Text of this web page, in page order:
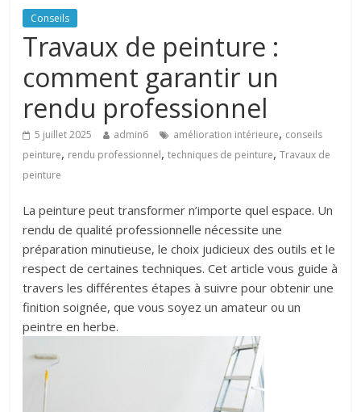
Conseils
Travaux de peinture :
comment garantir un
rendu professionnel
5 juillet 2025 admin6 amélioration intérieure, conseils
peinture, rendu professionnel,techniques de peinture,Travaux de
peinture
La peinture peut transformer n’importe quel espace. Un
rendu de qualité professionnelle nécessite une
préparation minutieuse, le choix judicieux des outils et le
respect de certaines techniques. Cet article vous guide à
travers les différentes étapes à suivre pour obtenir une
finition soignée, que vous soyez un amateur ou un
peintre en herbe.